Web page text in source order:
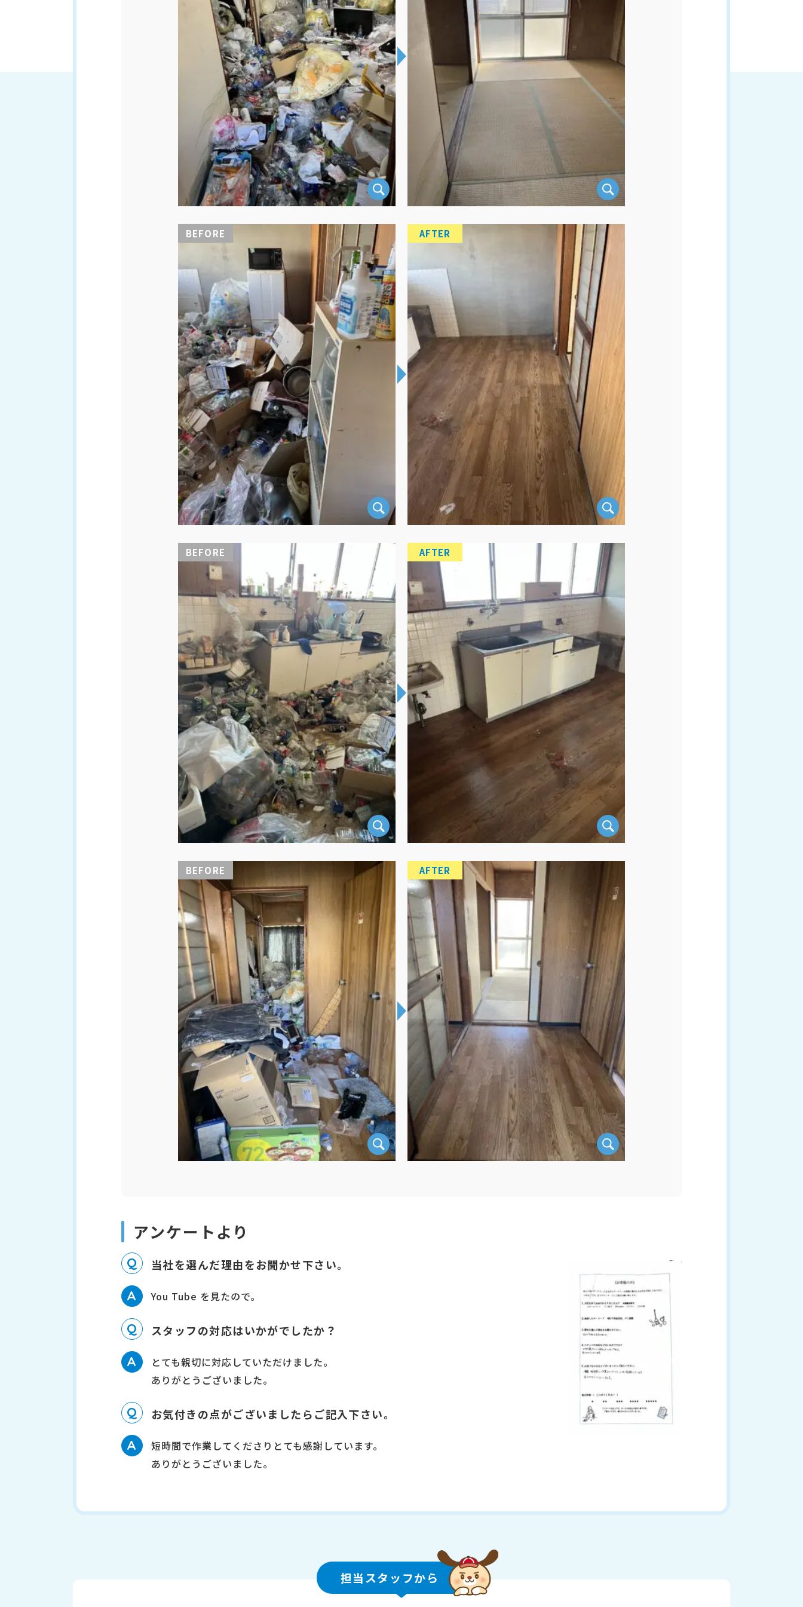
BEFORE AFTER
BEFORE AFTER
BEFORE AFTER
アンケートより
Q 当社を選んだ理由をお聞かせ下さい。
A You Tube を見たので。
Q スタッフの対応はいかがでしたか？
A
とても親切に対応していただけました。
ありがとうございました。
Q お気付きの点がございましたらご記入下さい。
A
短時間で作業してくださりとても感謝しています。
ありがとうございました。
担当スタッフから